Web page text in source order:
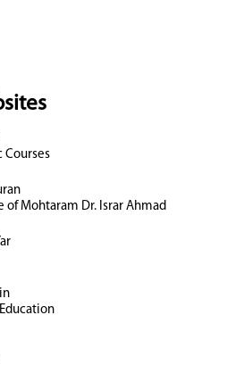
Courses
of Mohtaram Dr. Israr Ahmad